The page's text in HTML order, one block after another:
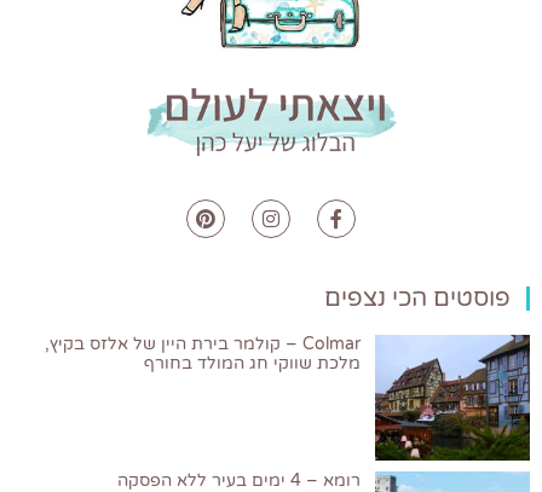
פוסטים הכי נצפים
Colmar – קולמר בירת היין של אלזס בקיץ,
מלכת שווקי חג המולד בחורף
רומא – 4 ימים בעיר ללא הפסקה